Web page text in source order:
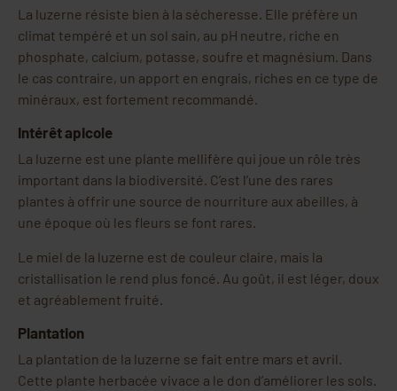
La luzerne résiste bien à la sécheresse. Elle préfère un
climat tempéré et un sol sain, au pH neutre, riche en
phosphate, calcium, potasse, soufre et magnésium. Dans
le cas contraire, un apport en engrais, riches en ce type de
minéraux, est fortement recommandé.
Intérêt apicole
La luzerne est une plante mellifère qui joue un rôle très
important dans la biodiversité. C’est l’une des rares
plantes à offrir une source de nourriture aux abeilles, à
une époque où les fleurs se font rares.
Le miel de la luzerne est de couleur claire, mais la
cristallisation le rend plus foncé. Au goût, il est léger, doux
et agréablement fruité.
Plantation
La plantation de la luzerne se fait entre mars et avril.
Cette plante herbacée vivace a le don d’améliorer les sols.